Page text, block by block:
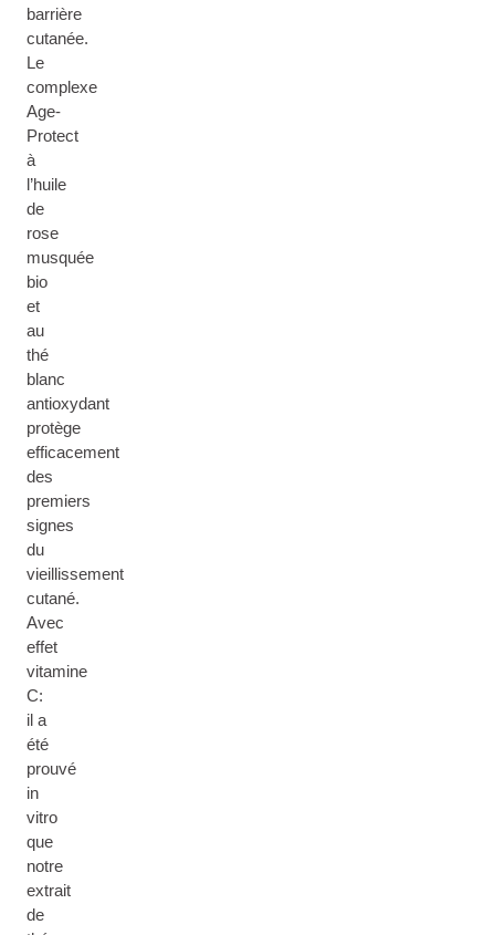
barrière
cutanée.
Le
complexe
Age-
Protect
à
l’huile
de
rose
musquée
bio
et
au
thé
blanc
antioxydant
protège
efficacement
des
premiers
signes
du
vieillissement
cutané.
Avec
effet
vitamine
C:
il a
été
prouvé
in
vitro
que
notre
extrait
de